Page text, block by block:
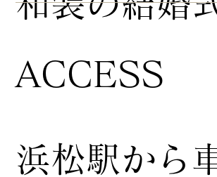
浜松駅から
ACCESS